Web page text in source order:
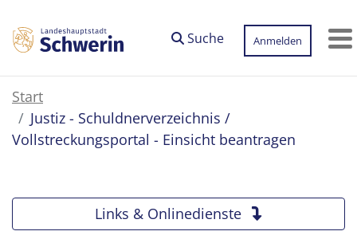
Suche
Anmelden
Start
Justiz - Schuldnerverzeichnis /
Vollstreckungsportal - Einsicht beantragen
Links & Onlinedienste